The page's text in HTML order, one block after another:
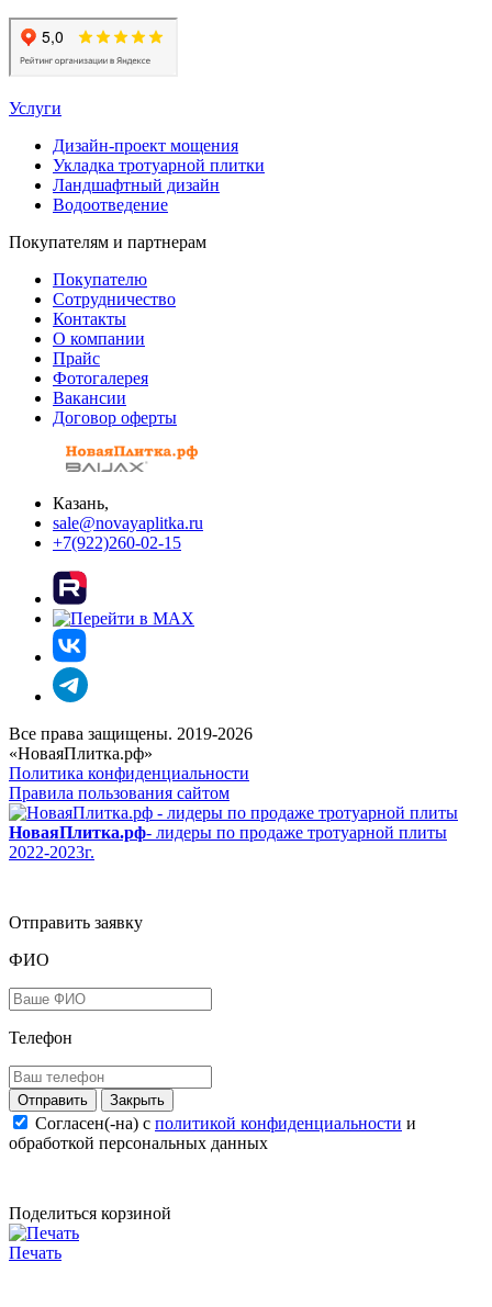
Услуги
Дизайн-проект мощения
Укладка тротуарной плитки
Ландшафтный дизайн
Водоотведение
Покупателям и партнерам
Покупателю
Сотрудничество
Контакты
О компании
Прайс
Фотогалерея
Вакансии
Договор оферты
Казань,
sale@novayaplitka.ru
+7(922)260-02-15
Все права защищены. 2019-2026
«НоваяПлитка.рф»
Политика конфиденциальности
Правила пользования сайтом
НоваяПлитка.рф- лидеры по продаже тротуарной плиты
2022-2023г.
Отправить заявку
ФИО
Телефон
Закрыть
Согласен(-на) c политикой конфиденциальности и
обработкой персональных данных
Поделиться корзиной
Печать